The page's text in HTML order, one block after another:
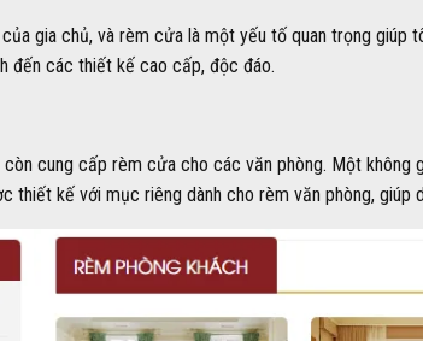
gia chủ, và rèm cửa là một yếu tố quan trọng
đến các thiết kế cao cấp, độc đáo.
còn cung cấp rèm cửa cho các văn phòng. Một
thiết kế với mục riêng dành cho rèm văn phòng, giúp